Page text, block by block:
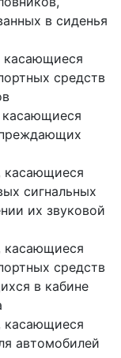
в сиденья
касающиеся
средств
касающиеся
сигнальных
их звуковой
касающиеся
средств
в кабине
касающиеся
автомобилей